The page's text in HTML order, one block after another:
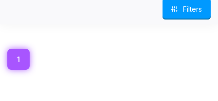
Filters
1